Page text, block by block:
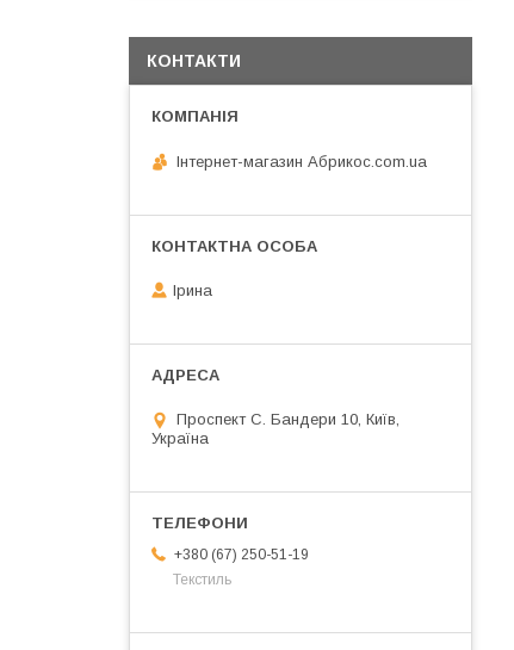
КОНТАКТИ
Інтернет-магазин Абрикос.com.ua
Ірина
Проспект С. Бандери 10, Київ,
Україна
+380 (67) 250-51-19
Текстиль